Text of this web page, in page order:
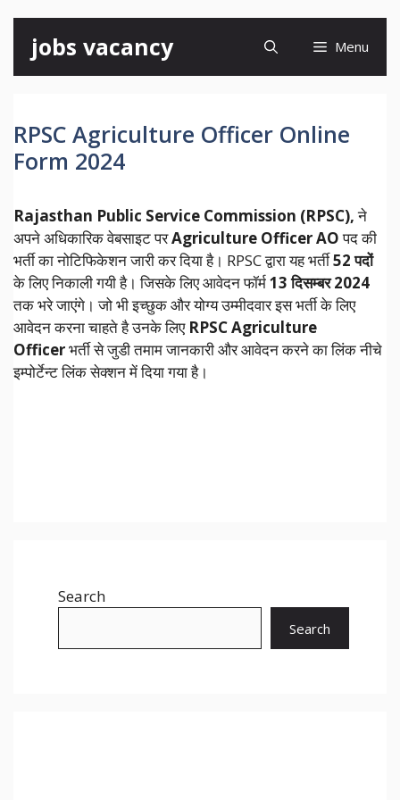
content
jobs vacancy Menu
RPSC Agriculture Officer Online
Form 2024
Rajasthan Public Service Commission (RPSC),ने
अपने अधिकारिक वेबसाइट परAgriculture Officer AOपद की
भर्ती का नोटिफिकेशन जारी कर दिया है। RPSC द्वारा यह भर्ती52 पदों
के लिए निकाली गयी है। जिसके लिए आवेदन फॉर्म13 दिसम्बर 2024
तक भरे जाएंगे। जो भी इच्छुक और योग्य उम्मीदवार इस भर्ती के लिए
आवेदन करना चाहते है उनके लिए RPSC Agriculture
Officerभर्ती से जुडी तमाम जानकारी और आवेदन करने का लिंक नीचे
इम्पोर्टेन्ट लिंक सेक्शन में दिया गया है।
Search
Search